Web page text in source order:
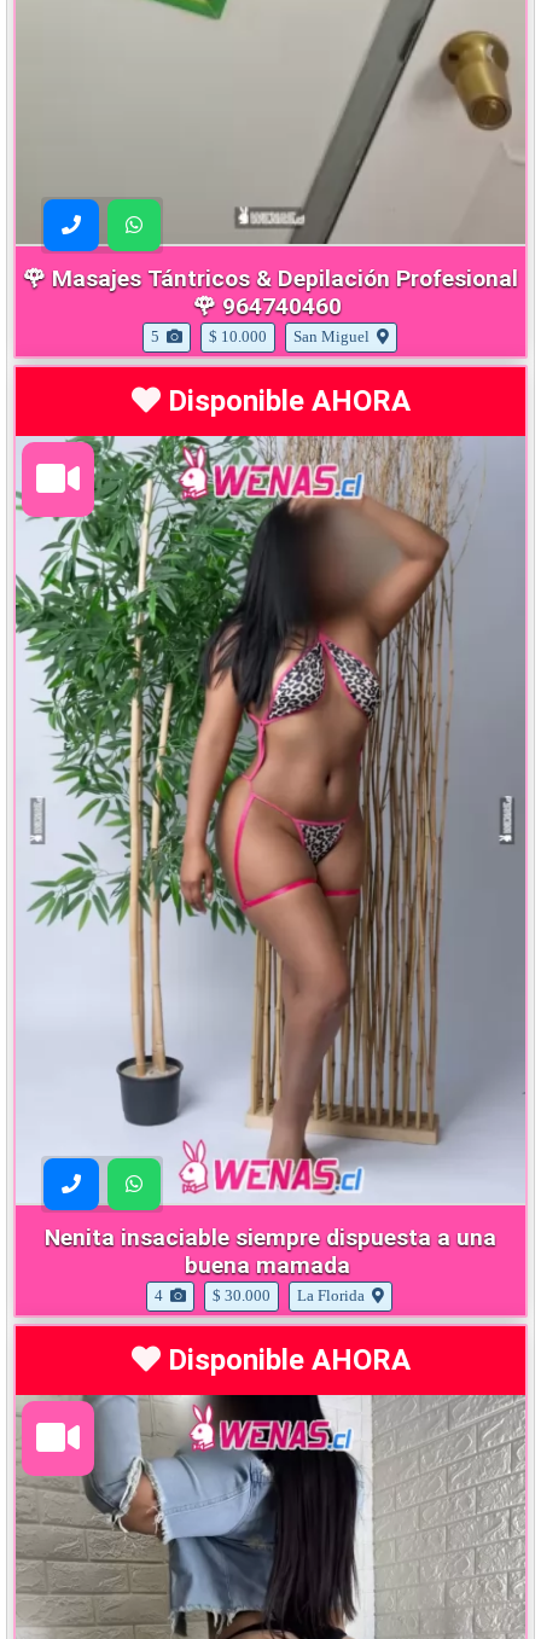
🌹 Masajes Tántricos & Depilación Profesional
🌹 964740460
5 $ 10.000 San Miguel
Disponible AHORA
Nenita insaciable siempre dispuesta a una
buena mamada
4 $ 30.000 La Florida
Disponible AHORA